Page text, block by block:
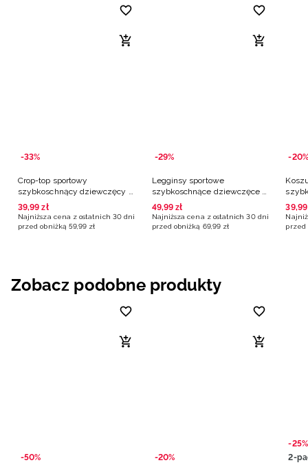
-33%
Crop-top sportowy
szybkoschnący dziewczęcy -
multikolor
39,99 zł
Najniższa cena z ostatnich 30 dni
przed obniżką 59,99 zł
-29%
Legginsy sportowe
szybkoschnące dziewczęce -
multikolor
49,99 zł
Najniższa cena z ostatnich 30 dni
przed obniżką 69,99 zł
-20%
39,99
przed
Zobacz podobne produkty
-50% -20%
-25%
2-